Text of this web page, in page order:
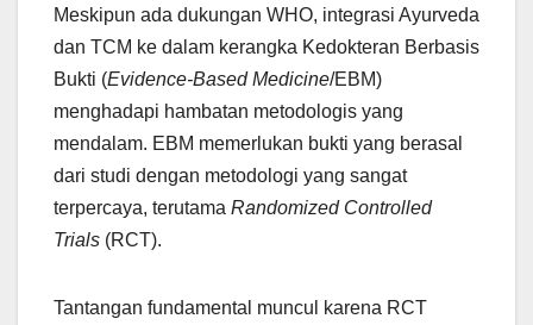
Meskipun ada dukungan WHO, integrasi Ayurveda
dan TCM ke dalam kerangka Kedokteran Berbasis
Bukti (Evidence-Based Medicine/EBM)
menghadapi hambatan metodologis yang
mendalam. EBM memerlukan bukti yang berasal
dari studi dengan metodologi yang sangat
terpercaya, terutama Randomized Controlled
Trials (RCT).
Tantangan fundamental muncul karena RCT